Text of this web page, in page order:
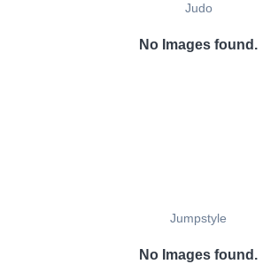
Judo
No Images found.
Jumpstyle
No Images found.